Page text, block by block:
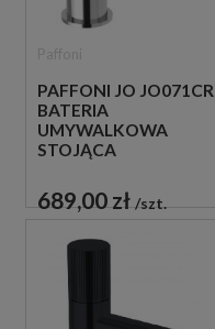
PAFFONI JO JO071CR
BATERIA
UMYWALKOWA
STOJĄCA
CHROM
689,00 zł szt.